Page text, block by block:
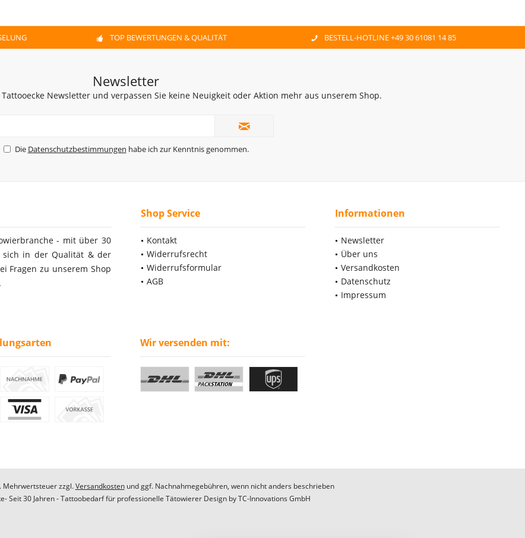
TOP BEWERTUNGEN & QUALITÄT BESTELL-HOTLINE +49 30 61081 14 85
Newsletter
Newsletter und verpassen Sie keine Neuigkeit oder Aktion mehr aus unserem Shop.
Die Datenschutzbestimmungen habe ich zur Kenntnis genommen.
- mit über 30
sich in der Qualität & der
Fragen zu unserem Shop
Shop Service
Kontakt
Widerrufsrecht
Widerrufsformular
AGB
Informationen
Newsletter
Über uns
Versandkosten
Datenschutz
Impressum
Wir versenden mit:
Mehrwertsteuer zzgl.Versandkostenund ggf. Nachnahmegebühren, wenn nicht anders beschrieben
Seit 30 Jahren - Tattoobedarf für professionelle Tätowierer Design byTC-Innovations GmbH